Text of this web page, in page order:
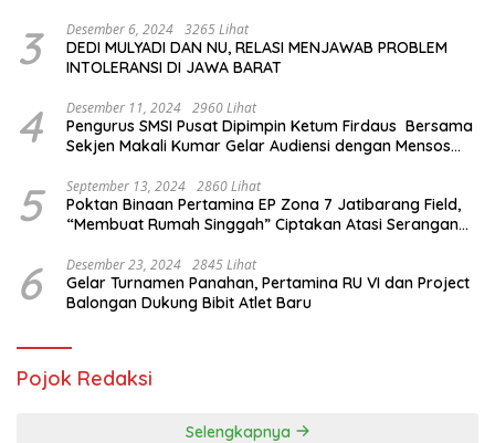
3 Desember 6, 2024 3265 Lihat
DEDI MULYADI DAN NU, RELASI MENJAWAB PROBLEM
INTOLERANSI DI JAWA BARAT
4 Desember 11, 2024 2960 Lihat
Pengurus SMSI Pusat Dipimpin Ketum Firdaus Bersama
Sekjen Makali Kumar Gelar Audiensi dengan Mensos
5 September 13, 2024 2860 Lihat
Poktan Binaan Pertamina EP Zona 7 Jatibarang Field,
“Membuat Rumah Singgah” Ciptakan Atasi Serangan
6 Desember 23, 2024 2845 Lihat
Gelar Turnamen Panahan, Pertamina RU VI dan Project
Balongan Dukung Bibit Atlet Baru
Pojok Redaksi
Selengkapnya